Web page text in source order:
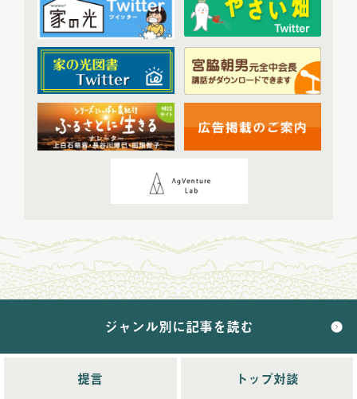
2024年配信(70)
2024年1月配信
2024年2月配信(7)
2024年4月配信(6)
2024年5月配信(6)
2024年10月配信
(6)
2024年11月配信(5)
2024年12月配信(5)
(68)
2025年11月配信(6)
2025年12月配信
ジャンル別に記事を読む
提言 トップ対談